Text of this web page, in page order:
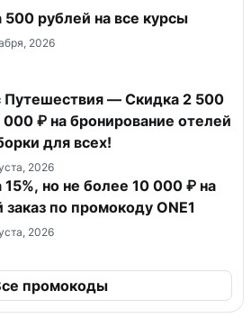
500 рублей на все курсы
2026
Путешествия — Скидка 2 500
000 ₽ на бронирование отелей
для всех!
2026
но не более 10 000 ₽ на
по промокоду ONE1
2026
промокоды